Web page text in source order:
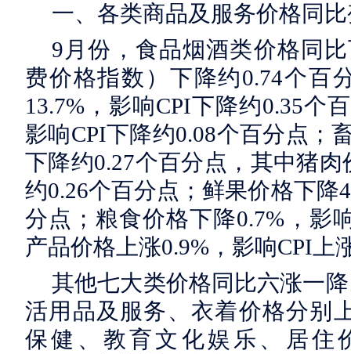
一、各类商品及服务价格同
9月份，食品烟酒类价格同
费价格指数）下降约0.74个百
13.7%，影响CPI下降约0.35个
影响CPI下降约0.08个百分点；
下降约0.27个百分点，其中猪
约0.26个百分点；鲜果价格下降
分点；粮食价格下降0.7%，影
产品价格上涨0.9%，影响CPI上
其他七大类价格同比六涨一
活用品及服务、衣着价格分别
保健、教育文化娱乐、居住